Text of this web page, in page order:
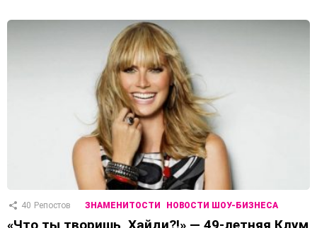
40 Репостов ЗНАМЕНИТОСТИ НОВОСТИ ШОУ-БИЗНЕСА